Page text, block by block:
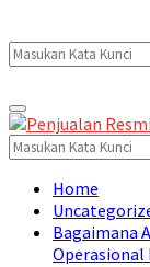
Search
for:
Primary
Menu
Search
for:
Home
Bagaimana
Operasional